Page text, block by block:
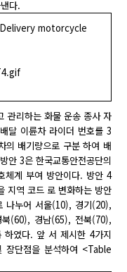
다.
motorcycle
관리하는 화물 운송 종사 자
달 이륜차 라이더 번호를 3
의 배기량으로 구분 하여 배
안 3은 한국교통안전공단의
체계 부여 방안이다. 방안 4
지역 코드 로 변화하는 방안
나누어 서울(10), 경기(20),
(60), 경남(65), 전북(70),
였다. 앞 서 제시한 4가지
단점을 분석하여 <Table